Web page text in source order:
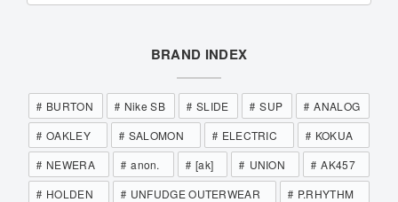
BRAND INDEX
BURTON Nike SB SLIDE SUP
ANALOG
OAKLEY
SALOMON ELECTRIC
KOKUA
NEWERA
anon. [ak] UNION
AK457
HOLDEN
UNFUDGE OUTERWEAR
P.RHYTHM